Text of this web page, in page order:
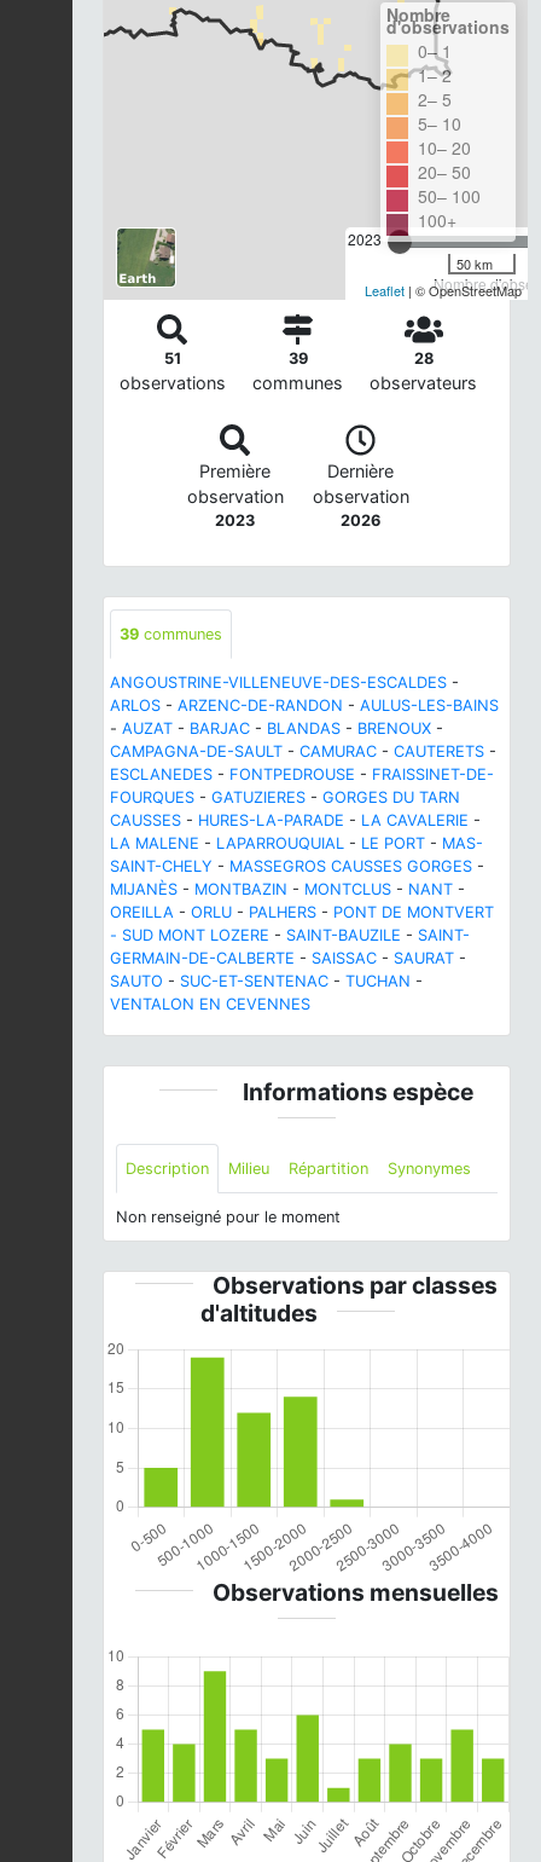
2023
Nombre
Nombre
d'observations
0– 1
1– 2
2– 5
5– 10
10– 20
20– 50
50– 100
100+
50 km
Leaflet | © OpenStreetMap
51
observations
39
communes
28
observateurs
Première
observation
2023
Dernière
observation
2026
39 communes
ANGOUSTRINE-VILLENEUVE-DES-ESCALDES -
ARLOS - ARZENC-DE-RANDON - AULUS-LES-BAINS
- AUZAT - BARJAC - BLANDAS - BRENOUX -
CAMPAGNA-DE-SAULT - CAMURAC - CAUTERETS -
ESCLANEDES - FONTPEDROUSE - FRAISSINET-DE-
FOURQUES - GATUZIERES - GORGES DU TARN
CAUSSES - HURES-LA-PARADE - LA CAVALERIE -
LA MALENE - LAPARROUQUIAL - LE PORT - MAS-
SAINT-CHELY - MASSEGROS CAUSSES GORGES -
MIJANÈS - MONTBAZIN - MONTCLUS - NANT -
OREILLA - ORLU - PALHERS - PONT DE MONTVERT
- SUD MONT LOZERE - SAINT-BAUZILE - SAINT-
GERMAIN-DE-CALBERTE - SAISSAC - SAURAT -
SAUTO - SUC-ET-SENTENAC - TUCHAN -
VENTALON EN CEVENNES
Informations espèce
Description Milieu Répartition Synonymes
Non renseigné pour le moment
Observations par classes
d'altitudes
Observations mensuelles